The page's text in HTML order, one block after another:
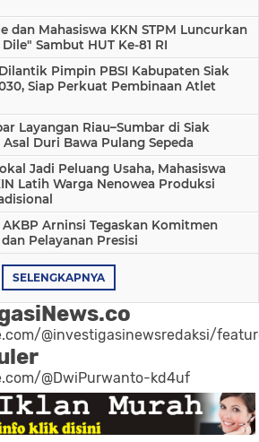
dan Mahasiswa KKN STPM Luncurkan
Sambut HUT Ke-81 RI
Pimpin PBSI Kabupaten Siak
Siap Perkuat Pembinaan Atlet
Layangan Riau–Sumbar di Siak
Duri Bawa Pulang Sepeda
Jadi Peluang Usaha, Mahasiswa
Latih Warga Nenowea Produksi
Arninsi Tegaskan Komitmen
Pelayanan Presisi
SELENGKAPNYA
@investigasinewsredaksi/
@DwiPurwanto-kd4uf